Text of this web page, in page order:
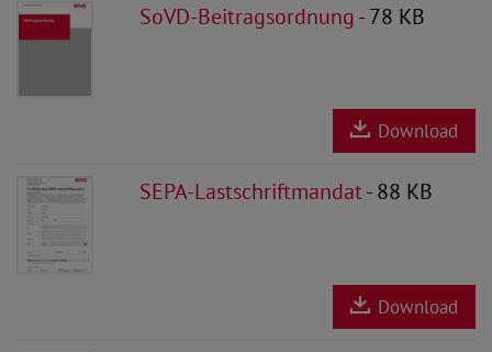
SoVD-Beitragsordnung- 78 KB
Download
SEPA-Lastschriftmandat- 88 KB
Download